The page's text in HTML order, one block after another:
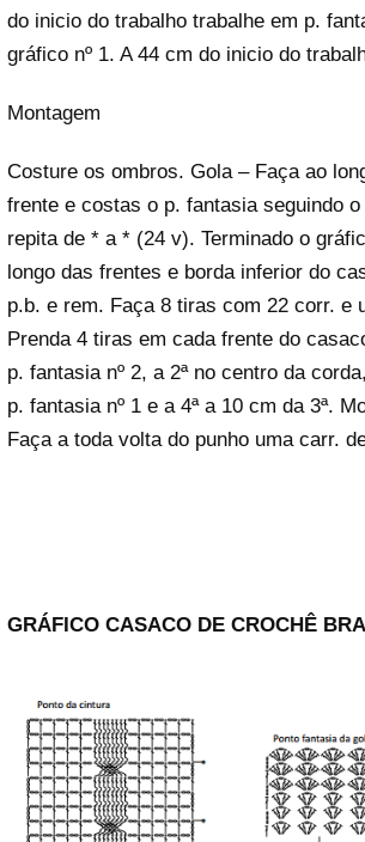
do inicio do trabalho trabalhe em p.
gráfico nº 1. A 44 cm do inicio do
Montagem
Costure os ombros. Gola – Faça ao
frente e costas o p. fantasia seguindo
repita de * a * (24 v). Terminado o
longo das frentes e borda inferior do
p.b. e rem. Faça 8 tiras com 22 corr. e
Prenda 4 tiras em cada frente do
p. fantasia nº 2, a 2ª no centro da
p. fantasia nº 1 e a 4ª a 10 cm da 3ª.
Faça a toda volta do punho uma carr.
GRÁFICO CASACO DE CROCHÊ